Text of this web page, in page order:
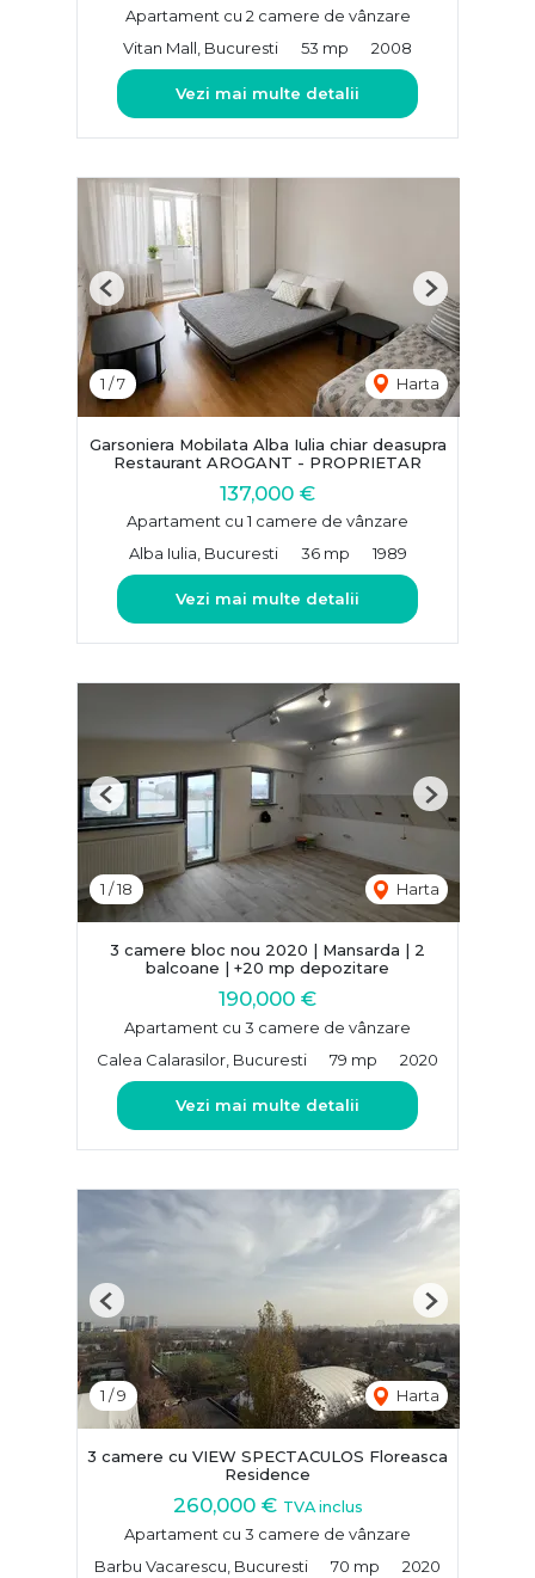
Apartament cu 2 camere de vânzare
Vitan Mall, Bucuresti
53 mp 2008
Vezi mai multe detalii
1 /7 Harta
Previous Next
Garsoniera Mobilata Alba Iulia chiar deasupra
Restaurant AROGANT - PROPRIETAR
137,000 €
Apartament cu 1 camere de vânzare
Alba Iulia, Bucuresti
36 mp 1989
Vezi mai multe detalii
1 /18 Harta
Previous Next
3 camere bloc nou 2020 | Mansarda | 2
balcoane | +20 mp depozitare
190,000 €
Apartament cu 3 camere de vânzare
Calea Calarasilor, Bucuresti
79 mp 2020
Vezi mai multe detalii
1 /9 Harta
Previous Next
3 camere cu VIEW SPECTACULOS Floreasca
Residence
260,000 € TVA inclus
Apartament cu 3 camere de vânzare
Barbu Vacarescu, Bucuresti
70 mp 2020